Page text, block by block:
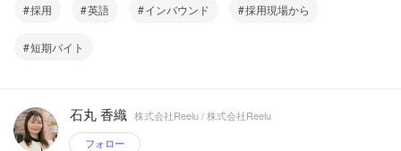
採用 英語 インバウンド 採用現場から
短期バイト
石丸 香織 株式会社Reelu / 株式会社Reelu
フォロー